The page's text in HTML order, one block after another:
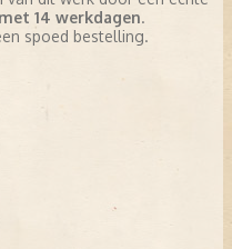
14 werkdagen.
spoed bestelling.